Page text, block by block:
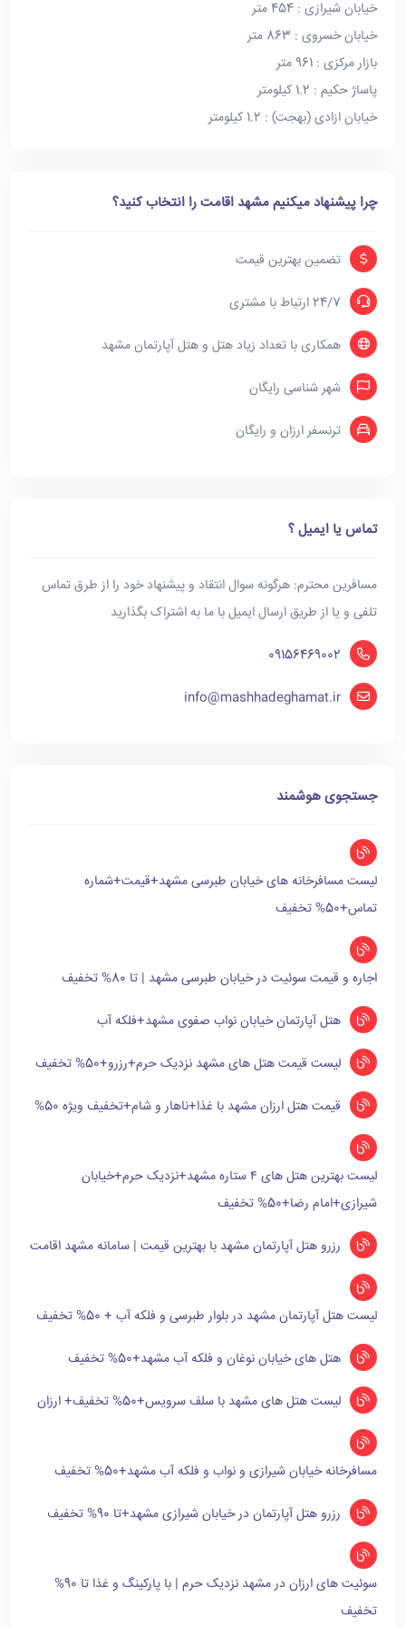
خیابان شیرازی : 454 متر
خیابان خسروی : 863 متر
بازار مرکزی : 961 متر
پاساژ حکیم : 1.2 کیلومتر
خیابان ازادی (بهجت) : 1.2 کیلومتر
چرا پیشنهاد میکنیم مشهد اقامت را انتخاب کنید؟
تضمین بهترین قیمت
24/7 ارتباط با مشتری
همکاری با تعداد زیاد هتل و هتل آپارتمان مشهد
شهر شناسی رایگان
ترنسفر ارزان و رایگان
تماس یا ایمیل ؟
مسافرین محترم: هرگونه سوال انتقاد و پیشنهاد خود را از طرق تماس
تلفی و یا از طریق ارسال ایمیل با ما به اشتراک بگذارید
09156469002
info@mashhadeghamat.ir
جستجوی هوشمند
لیست مسافرخانه های خیابان طبرسی مشهد+قیمت+شماره
تماس+50% تخفیف
اجاره و قیمت سوئیت در خیابان طبرسی مشهد | تا 80% تخفیف
هتل آپارتمان خیابان نواب صفوی مشهد+فلکه آب
لیست قیمت هتل های مشهد نزدیک حرم+رزرو+50% تخفیف
قیمت هتل ارزان مشهد با غذا+ناهار و شام+تخفیف ویژه 50%
لیست بهترین هتل های ۴ ستاره مشهد+نزدیک حرم+خیابان
شیرازی+امام رضا+50% تخفیف
رزرو هتل آپارتمان مشهد با بهترین قیمت | سامانه مشهد اقامت
لیست هتل آپارتمان مشهد در بلوار طبرسی و فلکه آب + 50% تخفیف
هتل های خیابان نوغان و فلکه آب مشهد+50% تخفیف
لیست هتل های مشهد با سلف سرویس+50% تخفیف+ ارزان
مسافرخانه خیابان شیرازی و نواب و فلکه آب مشهد+50% تخفیف
رزرو هتل آپارتمان در خیابان شیرازی مشهد+تا 90% تخفیف
سوئیت های ارزان در مشهد نزدیک حرم | با پارکینگ و غذا تا 90%
تخفیف